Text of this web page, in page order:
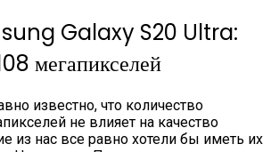
Galaxy S20 Ultra:
мегапикселей
известно, что количество
не влияет на качество
из нас все равно хотели бы иметь их